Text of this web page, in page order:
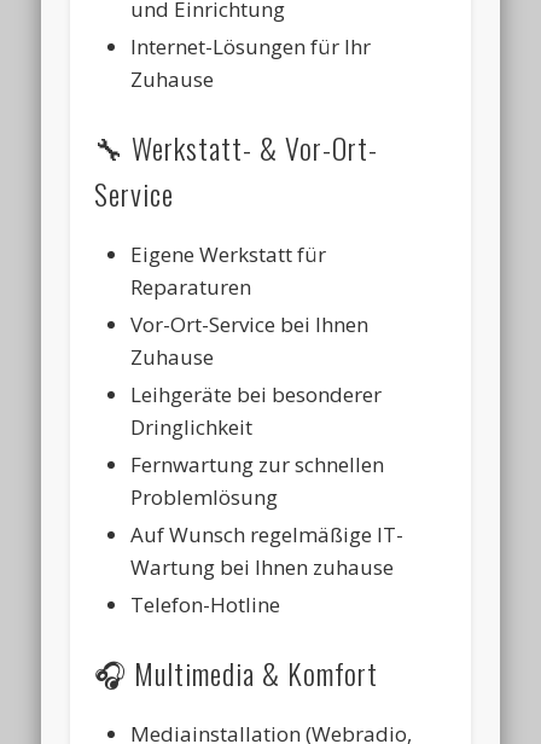
und Einrichtung
Internet-Lösungen für Ihr
Zuhause
🔧 Werkstatt- & Vor-Ort-
Service
Eigene Werkstatt für
Reparaturen
Vor-Ort-Service bei Ihnen
Zuhause
Leihgeräte bei besonderer
Dringlichkeit
Fernwartung zur schnellen
Problemlösung
Auf Wunsch regelmäßige IT-
Wartung bei Ihnen zuhause
Telefon-Hotline
🎧 Multimedia & Komfort
Mediainstallation (Webradio,